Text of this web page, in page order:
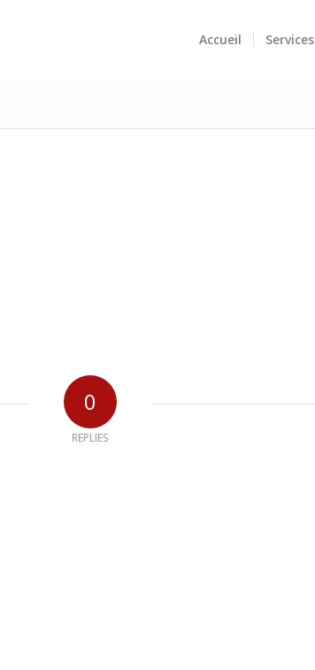
Accueil Services
0
REPLIES